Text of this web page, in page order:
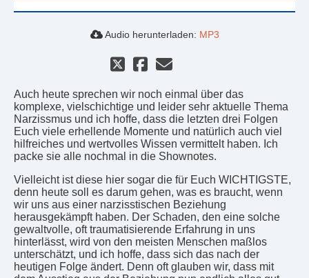
Audio herunterladen: MP3
Auch heute sprechen wir noch einmal über das
komplexe, vielschichtige und leider sehr aktuelle Thema
Narzissmus und ich hoffe, dass die letzten drei Folgen
Euch viele erhellende Momente und natürlich auch viel
hilfreiches und wertvolles Wissen vermittelt haben. Ich
packe sie alle nochmal in die Shownotes.
Vielleicht ist diese hier sogar die für Euch WICHTIGSTE,
denn heute soll es darum gehen, was es braucht, wenn
wir uns aus einer narzisstischen Beziehung
herausgekämpft haben. Der Schaden, den eine solche
gewaltvolle, oft traumatisierende Erfahrung in uns
hinterlässt, wird von den meisten Menschen maßlos
unterschätzt, und ich hoffe, dass sich das nach der
heutigen Folge ändert. Denn oft glauben wir, dass mit